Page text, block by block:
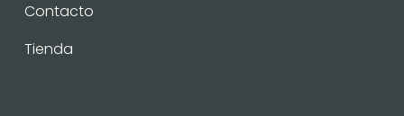
Contacto
Tienda